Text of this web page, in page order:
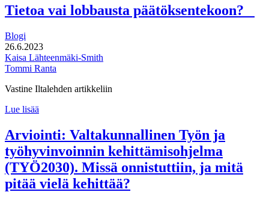
kaupunkien
ekosysteemisopimuksista
innovaatioiden
yhteiskehittämiseen
Tietoa vai lobbausta päätöksentekoon?
Blogi
26.6.2023
Kaisa Lähteenmäki-Smith
Tommi Ranta
Vastine Iltalehden artikkeliin
Lue lisää
lobbausta
päätöksentekoon?
Arviointi: Valtakunnallinen Työn ja
työhyvinvoinnin kehittämisohjelma
(TYÖ2030). Missä onnistuttiin, ja mitä
pitää vielä kehittää?